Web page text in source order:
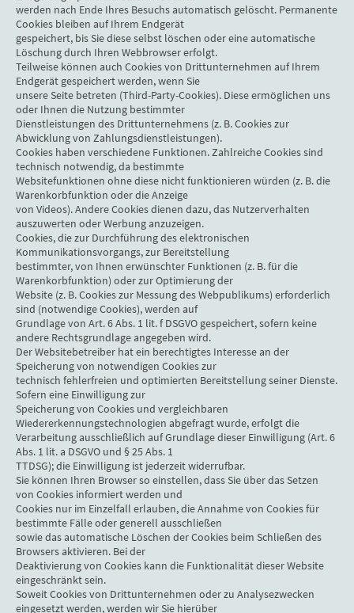
werden nach Ende Ihres Besuchs automatisch gelöscht. Permanente
Cookies bleiben auf Ihrem Endgerät
gespeichert, bis Sie diese selbst löschen oder eine automatische
Löschung durch Ihren Webbrowser erfolgt.
Teilweise können auch Cookies von Drittunternehmen auf Ihrem
Endgerät gespeichert werden, wenn Sie
unsere Seite betreten (Third-Party-Cookies). Diese ermöglichen uns
oder Ihnen die Nutzung bestimmter
Dienstleistungen des Drittunternehmens (z. B. Cookies zur
Abwicklung von Zahlungsdienstleistungen).
Cookies haben verschiedene Funktionen. Zahlreiche Cookies sind
technisch notwendig, da bestimmte
Websitefunktionen ohne diese nicht funktionieren würden (z. B. die
Warenkorbfunktion oder die Anzeige
von Videos). Andere Cookies dienen dazu, das Nutzerverhalten
auszuwerten oder Werbung anzuzeigen.
Cookies, die zur Durchführung des elektronischen
Kommunikationsvorgangs, zur Bereitstellung
bestimmter, von Ihnen erwünschter Funktionen (z. B. für die
Warenkorbfunktion) oder zur Optimierung der
Website (z. B. Cookies zur Messung des Webpublikums) erforderlich
sind (notwendige Cookies), werden auf
Grundlage von Art. 6 Abs. 1 lit. f DSGVO gespeichert, sofern keine
andere Rechtsgrundlage angegeben wird.
Der Websitebetreiber hat ein berechtigtes Interesse an der
Speicherung von notwendigen Cookies zur
technisch fehlerfreien und optimierten Bereitstellung seiner Dienste.
Sofern eine Einwilligung zur
Speicherung von Cookies und vergleichbaren
Wiedererkennungstechnologien abgefragt wurde, erfolgt die
Verarbeitung ausschließlich auf Grundlage dieser Einwilligung (Art. 6
Abs. 1 lit. a DSGVO und § 25 Abs. 1
TTDSG); die Einwilligung ist jederzeit widerrufbar.
Sie können Ihren Browser so einstellen, dass Sie über das Setzen
von Cookies informiert werden und
Cookies nur im Einzelfall erlauben, die Annahme von Cookies für
bestimmte Fälle oder generell ausschließen
sowie das automatische Löschen der Cookies beim Schließen des
Browsers aktivieren. Bei der
Deaktivierung von Cookies kann die Funktionalität dieser Website
eingeschränkt sein.
Soweit Cookies von Drittunternehmen oder zu Analysezwecken
eingesetzt werden, werden wir Sie hierüber